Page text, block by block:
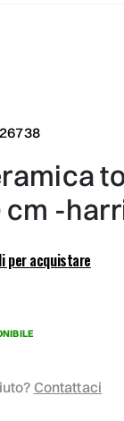
cm -
per acquistare
Contattaci